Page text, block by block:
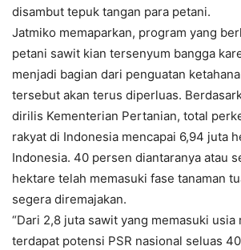
disambut tepuk tangan para petani.
Jatmiko memaparkan, program yang
petani sawit kian tersenyum bangga
menjadi bagian dari penguatan
tersebut akan terus diperluas.
dirilis Kementerian Pertanian, total
rakyat di Indonesia mencapai 6,94 juta
Indonesia. 40 persen diantaranya atau
hektare telah memasuki fase tanaman
segera diremajakan.
“Dari 2,8 juta sawit yang memasuki
terdapat potensi PSR nasional seluas